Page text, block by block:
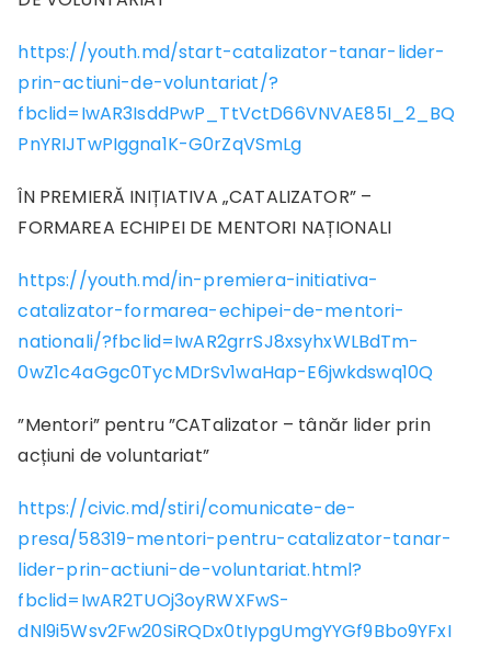
https://youth.md/start-catalizator-tanar-lider-
prin-actiuni-de-voluntariat/?
fbclid=IwAR3IsddPwP_TtVctD66VNVAE85I_2_BQ
PnYRIJTwPIggna1K-G0rZqVSmLg
ÎN PREMIERĂ INIȚIATIVA „CATALIZATOR” –
FORMAREA ECHIPEI DE MENTORI NAȚIONALI
https://youth.md/in-premiera-initiativa-
catalizator-formarea-echipei-de-mentori-
nationali/?fbclid=IwAR2grrSJ8xsyhxWLBdTm-
0wZ1c4aGgc0TycMDrSv1waHap-E6jwkdswq10Q
”Mentori” pentru ”CATalizator – tânăr lider prin
acțiuni de voluntariat”
https://civic.md/stiri/comunicate-de-
presa/58319-mentori-pentru-catalizator-tanar-
lider-prin-actiuni-de-voluntariat.html?
fbclid=IwAR2TUOj3oyRWXFwS-
dNl9i5Wsv2Fw20SiRQDx0tIypgUmgYYGf9Bbo9YFxI